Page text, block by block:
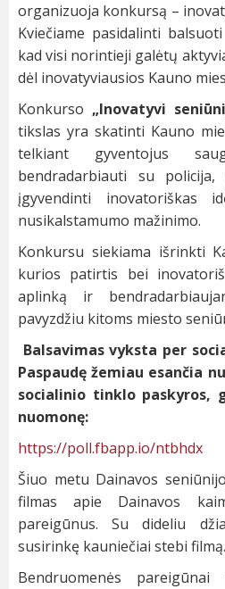
organizuoja konkursą –
Kviečiame pasidalinti
kad visi norintieji galėtų
dėl inovatyviausios Kauno
Konkurso„Inovatyvi
tikslas yra skatinti Kauno
telkiant gyventojus
bendradarbiauti su
įgyvendinti inovatoriškas
nusikalstamumo mažinimo.
Konkursu siekiama išrinkti
kurios patirtis bei
aplinką ir
pavyzdžiu kitoms miesto
Balsavimas vyksta per
Paspaudę žemiau esančia
socialinio tinklo paskyros,
nuomonę:
https://poll.fbapp.io/ntbhdx
Šiuo metu Dainavos
filmas apie Dainavos
pareigūnus. Su dideliu
susirinkę kauniečiai stebi filmą.
Bendruomenės